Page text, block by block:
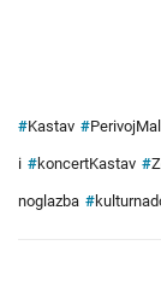
#Kastav #
i #koncertKastav #
noglazba #